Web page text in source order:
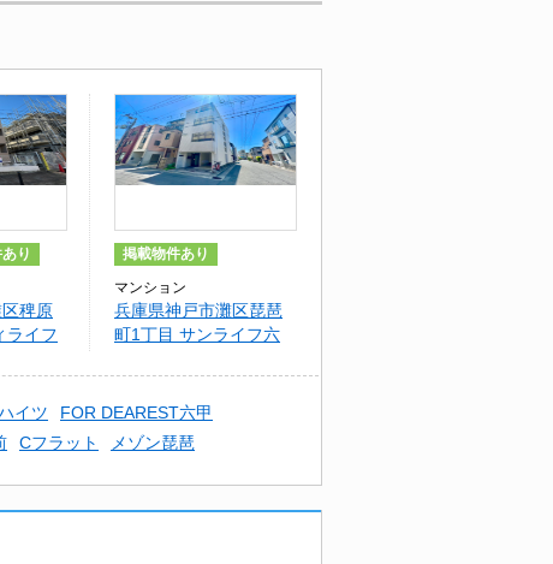
り
稗原
ライフ
掲載物件あり
マンション
兵庫県神戸市灘区琵琶
町1丁目 サンライフ六
イツ
FOR DEAREST六甲
Cフラット メゾン琵琶